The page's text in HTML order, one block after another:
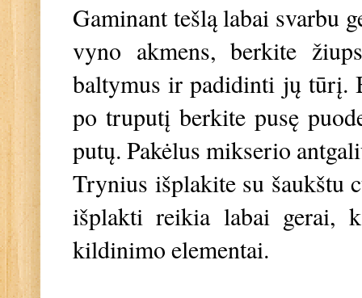
Gaminant tešlą labai svarbu
vyno akmens, berkite
baltymus ir padidinti jų tūrį.
po truputį berkite pusę
putų. Pakėlus mikserio
Trynius išplakite su šaukštu
išplakti reikia labai gerai,
kildinimo elementai.